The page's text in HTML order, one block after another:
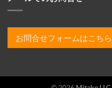
お問合せフォームはこちら